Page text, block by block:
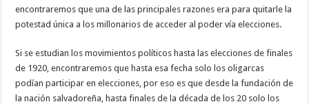
encontraremos que una de las principales razones era para quitarle la
potestad única a los millonarios de acceder al poder vía elecciones.
Si se estudian los movimientos políticos hasta las elecciones de finales
de 1920, encontraremos que hasta esa fecha solo los oligarcas
podían participar en elecciones, por eso es que desde la fundación de
la nación salvadoreña, hasta finales de la década de los 20 solo los